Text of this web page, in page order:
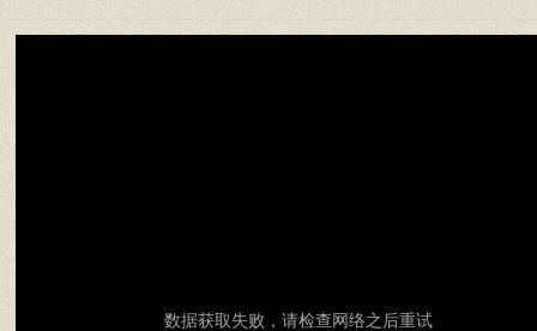
数据获取失败，请检查网络之后重试